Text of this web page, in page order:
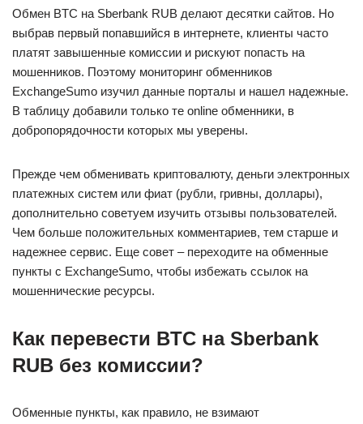
Обмен BTC на Sberbank RUB делают десятки сайтов. Но
выбрав первый попавшийся в интернете, клиенты часто
платят завышенные комиссии и рискуют попасть на
мошенников. Поэтому мониторинг обменников
ExchangeSumo изучил данные порталы и нашел надежные.
В таблицу добавили только те online обменники, в
добропорядочности которых мы уверены.
Прежде чем обменивать криптовалюту, деньги электронных
платежных систем или фиат (рубли, гривны, доллары),
дополнительно советуем изучить отзывы пользователей.
Чем больше положительных комментариев, тем старше и
надежнее сервис. Еще совет – переходите на обменные
пункты с ExchangeSumo, чтобы избежать ссылок на
мошеннические ресурсы.
Как перевести BTC на Sberbank
RUB без комиссии?
Обменные пункты, как правило, не взимают